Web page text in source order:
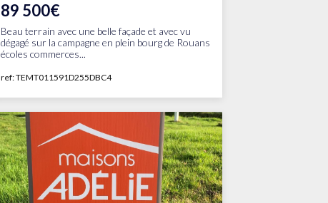
89 500€
Beau terrain avec une belle façade et avec vu
dégagé sur la campagne en plein bourg de Rouans
écoles commerces...
ref: TEMT011591D255DBC4